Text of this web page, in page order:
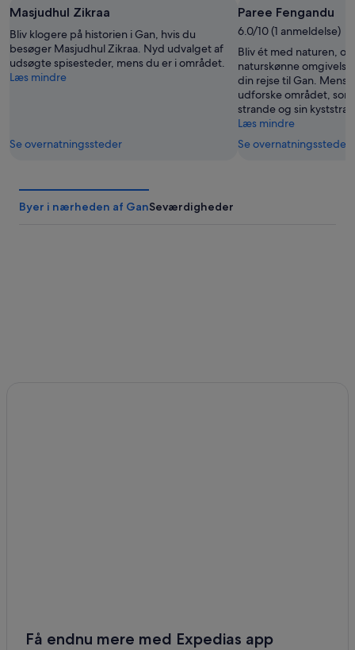
8.
aug.
-
9.
aug.
14.
aug.
-
16.
aug.
Masjudhul Zikraa
Bliv klogere på historien i Gan, hvis du
besøger Masjudhul Zikraa. Nyd udvalget af
udsøgte spisesteder, mens du er i området.
Læs mindre
Se overnatningssteder
Paree Fengandu
6.0/10 (1 anmeldelse)
Bliv ét med naturen,
naturskønne
din rejse til Gan. Mens
udforske området,
strande og sin
Læs mindre
Se overnatningssteder
Byer i nærheden af GanSeværdigheder
Få endnu mere med Expedias app